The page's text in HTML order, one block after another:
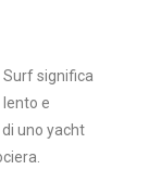
Surf significa
e
uno yacht